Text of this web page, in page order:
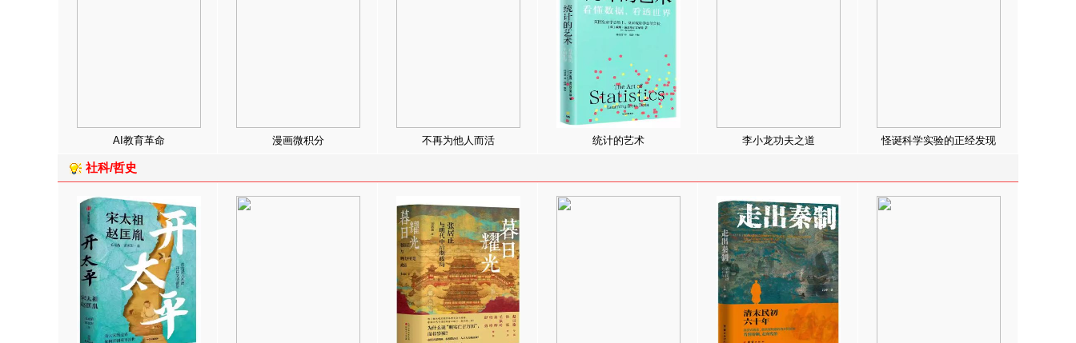
AI教育革命 漫画微积分 不再为他人而活 统计的艺术 李小龙功夫之道 怪诞科学实验的正经发现
社科/哲史